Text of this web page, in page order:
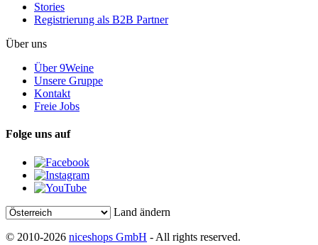
Stories
Registrierung als B2B Partner
Über uns
Über 9Weine
Unsere Gruppe
Kontakt
Freie Jobs
Folge uns auf
Land ändern
© 2010-2026 niceshops GmbH - All rights reserved.